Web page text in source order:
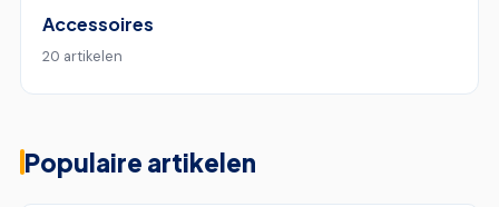
Accessoires
20 artikelen
Populaire artikelen